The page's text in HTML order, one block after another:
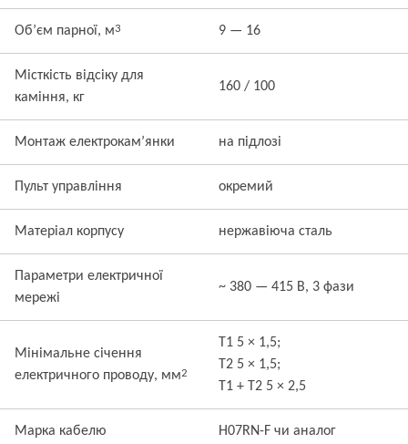
Об’єм парної, м3 9 — 16
Місткість відсіку для
каміння, кг
160 / 100
Монтаж електрокам’янки на підлозі
Пульт управління окремий
Матеріал корпусу нержавіюча сталь
Параметри електричної
мережі
~ 380 — 415 В, 3 фази
Мінімальне січення
електричного проводу, мм2
T1 5 × 1,5;
T2 5 × 1,5;
T1 + T2 5 × 2,5
Марка кабелю H07RN-F чи аналог